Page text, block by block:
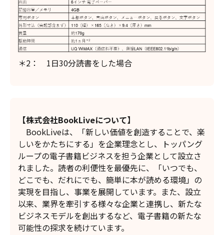
＊2： 1日30分読書をした場合
【株式会社BookLiveについて】
BookLiveは、「新しい価値を創造することで、楽
しいをかたちにする」を企業理念とし、トッパング
ループの電子書籍ビジネスを担う企業として設立さ
れました。読者の利便性を最優先に、「いつでも、
どこでも、だれにでも、簡単に本が読める環境」の
実現を目指し、事業を展開しています。また、設立
以来、業界を牽引する様々な企業と連携し、新たな
ビジネスモデルを創出するなど、電子書籍の新たな
可能性の探求を続けています。